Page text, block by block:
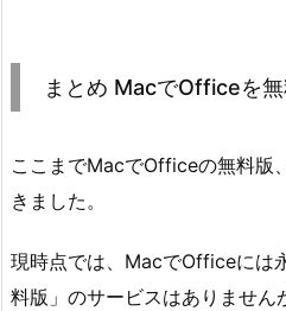
まとめ MacでOfficeを
ここまでMacでOfficeの無料版
きました。
現時点では、MacでOfficeには
料版」のサービスはありません